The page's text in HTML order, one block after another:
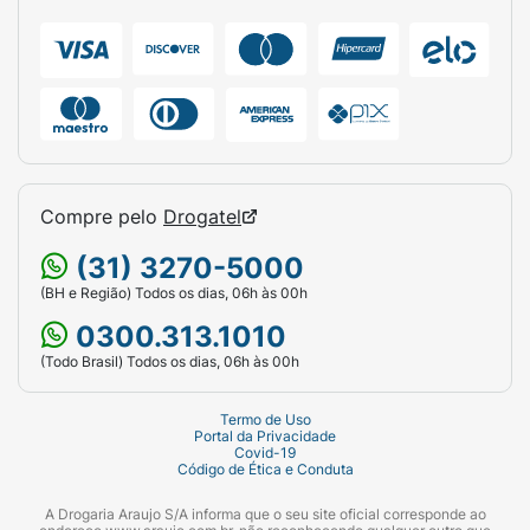
abundantemente. Para um tratamento
(Passo 03).
Produto:Condicionador (Passo 02).
Indicação:Cabelos fragilizados e com
quebra.
Principais Ativos:Silício e Antioxidantes.
Diferencial:Reduz a quebra ao lavar,
Compre pelo Drogatel
(31) 3270-5000
(BH e Região) Todos os dias, 06h às 00h
0300.313.1010
(Todo Brasil) Todos os dias, 06h às 00h
Termo de Uso
Portal da Privacidade
Covid-19
Código de Ética e Conduta
A Drogaria Araujo S/A informa que o seu site oficial corresponde ao